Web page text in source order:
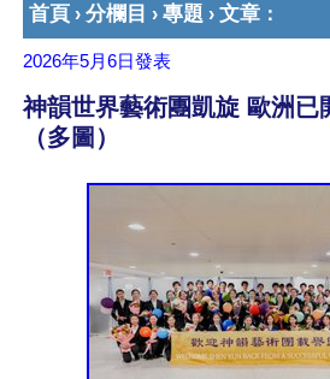
首頁 › 分欄目 › 專題 › 文章 ：
2026年5月6日發表
神韻世界藝術團凱旋 歐洲已
（多圖）